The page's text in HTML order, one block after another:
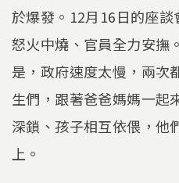
於爆發。12月16日的座
怒火中燒、官員全力安撫
是，政府速度太慢，兩次
生們，跟著爸爸媽媽一起
深鎖、孩子相互依偎，他
上。